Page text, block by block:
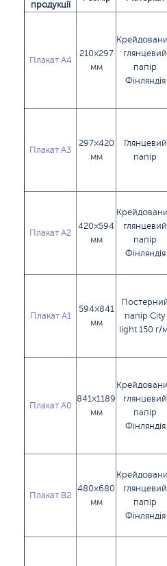
продукції
Плакат А4
210×297
мм
глянцевий
папір
Фінляндія
Плакат А3
297×420
мм
Глянцевий
папір
Плакат А2
420×594
мм
глянцевий
папір
Фінляндія
Плакат А1
594×841
мм
папір City
light 150 г/
Плакат А0
841×1189
мм
глянцевий
папір
Фінляндія
Плакат B2
480×680
мм
глянцевий
папір
Фінляндія